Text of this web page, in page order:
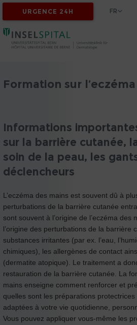
URGENCE 24H FR
Formation sur
Informations
sur la barrière cutanée,
soin de la peau, les
déclencheurs
L’eczéma des mains est souvent dû à
perturbations de la barrière cutanée
sont souvent à l’origine de l’eczéma des
l’origine des perturbations de la barrière
substances irritantes (par ex. l’eau,
chimiques), les allergènes de contact
(dermatite atopique). Le traitement a
restauration de la barrière cutanée. La
mains enseigne comment renforcer et
quelles sont les préparations
adaptées à votre vie quotidienne,
Vous pouvez appliquer vous-même les